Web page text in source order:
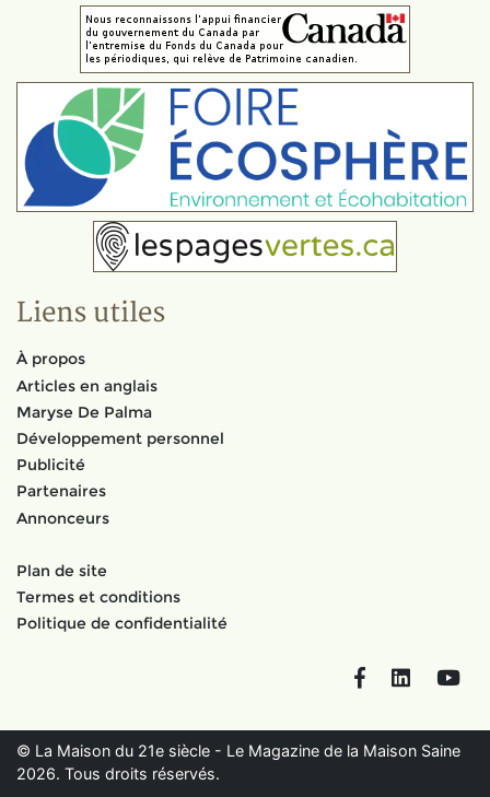
Liens utiles
À propos
Articles en anglais
Maryse De Palma
Développement personnel
Publicité
Partenaires
Annonceurs
Plan de site
Termes et conditions
Politique de confidentialité
FacebookLinkedIn
© La Maison du 21e siècle - Le Magazine de la Maison Saine
2026. Tous droits réservés.